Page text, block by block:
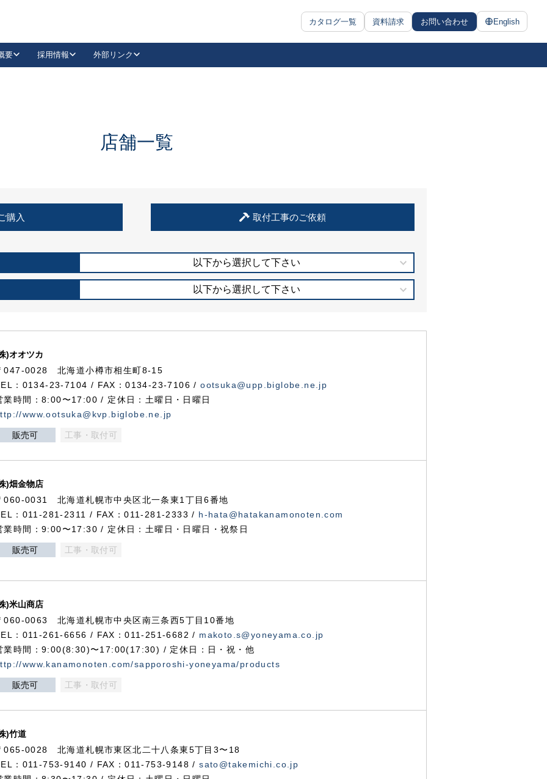
カタログ一覧 資料請求 お問い合わせ English
抗ウイルス・抗菌製品
要 採用情報 外部リンク
LinkedIn
住宅使用部材標準化推進協議会
店舗一覧
購入 取付工事のご依頼
以下から選択して下さい
以下から選択して下さい
)オオツカ
047-0028 北海道小樽市相生町8-15
：0134-23-7104 / FAX：0134-23-7106 /ootsuka@upp.biglobe.ne.jp
業時間：8:00〜17:00 / 定休日：土曜日・日曜日
www.ootsuka@kvp.biglobe.ne.jp
販売可 工事・取付可
)畑金物店
060-0031 北海道札幌市中央区北一条東1丁目6番地
：011-281-2311 / FAX：011-281-2333 / h-hata@hatakanamonoten.com
業時間：9:00〜17:30 / 定休日：土曜日・日曜日・祝祭日
販売可 工事・取付可
)米山商店
060-0063 北海道札幌市中央区南三条西5丁目10番地
：011-261-6656 / FAX：011-251-6682 / makoto.s@yoneyama.co.jp
業時間：9:00(8:30)〜17:00(17:30) / 定休日：日・祝・他
www.kanamonoten.com/sapporoshi-yoneyama/products
販売可 工事・取付可
)竹道
065-0028 北海道札幌市東区北二十八条東5丁目3〜18
：011-753-9140 / FAX：011-753-9148 /sato@takemichi.co.jp